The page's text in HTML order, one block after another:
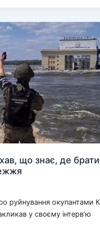
що знає, де
руйнування окупантами
у своєму інтерв’ю